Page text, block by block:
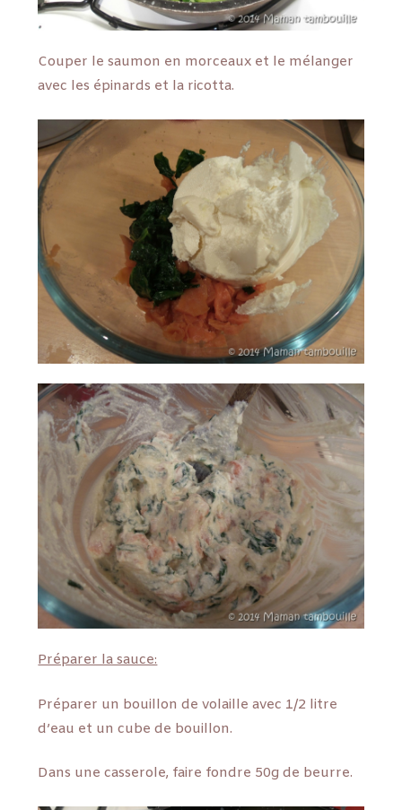
Couper le saumon en morceaux et le mélanger
avec les épinards et la ricotta.
Préparer la sauce:
Préparer un bouillon de volaille avec 1/2 litre
d’eau et un cube de bouillon.
Dans une casserole, faire fondre 50g de beurre.